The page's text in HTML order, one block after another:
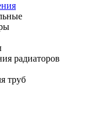
радиаторов
труб